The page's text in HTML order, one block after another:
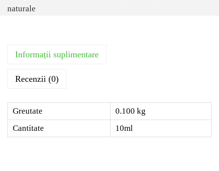
naturale
Informații suplimentare
Recenzii (0)
Greutate
0.100 kg
Cantitate
10ml